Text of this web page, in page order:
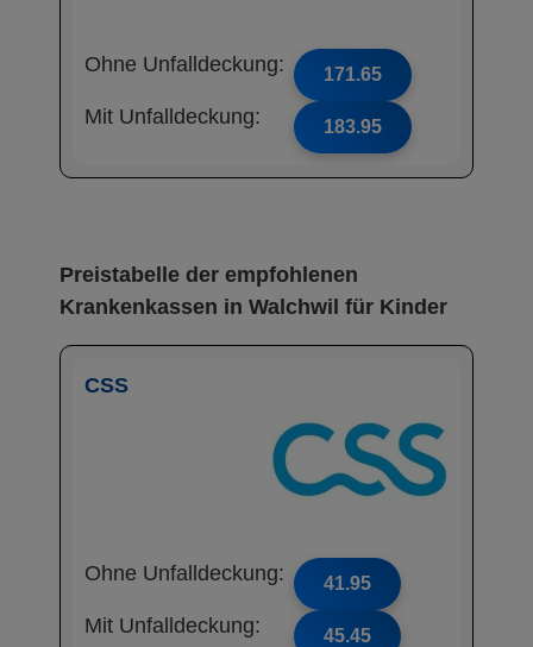
Ohne Unfalldeckung: 171.65
Mit Unfalldeckung: 183.95
Preistabelle der empfohlenen
Krankenkassen in Walchwil für Kinder
CSS
Ohne Unfalldeckung: 41.95
Mit Unfalldeckung: 45.45